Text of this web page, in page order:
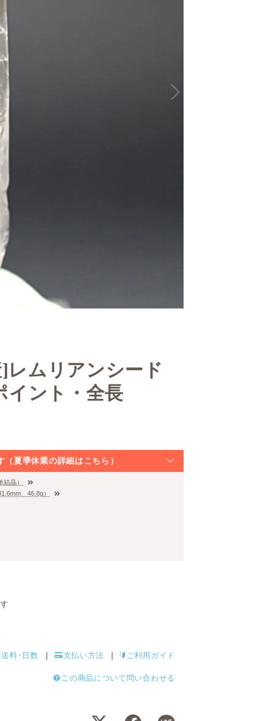
レムリアンシード
イント・全長
夏季休業の詳細はこちら）
晶）
、46.8g）
送料･日数 支払い方法 ご利用ガイド
この商品について問い合わせる